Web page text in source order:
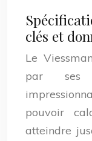
clés et
Le
par ses
pouvoir
atteindre